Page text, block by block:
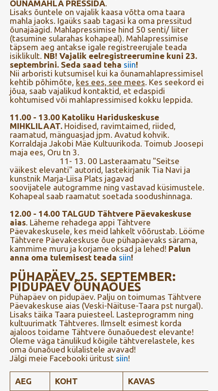
ÕUNAMAHLA PRESSIDA.
Lisaks õuntele on vajalik kaasa võtta oma taara
mahla jaoks. Igaüks saab tagasi ka oma pressitud
õunajäägid. Mahlapressimise hind 50 senti/ liiter
(tasumine sularahas kohapeal). Mahlapressimise
täpsem aeg antakse igale registreerujale teada
isiklikult. NB! Vajalik eelregistreerumine kuni 23.
septembrini. Seda saad teha siin!
Nii arboristi kutsumisel kui ka õunamahlapressimisel
kehtib põhimõte, kes ees, see mees. Kes seekord ei
jõua, saab vajalikud kontaktid, et edaspidi
kohtumised või mahlapressimised kokku leppida.
11.00 - 13.00 Katoliku Hariduskeskuse
MIHKLILAAT. Hoidised, ravimtaimed, riided,
raamatud, mänguasjad jpm. Avatud kohvik.
Korraldaja Jakobi Mäe Kultuurikoda. Toimub Joosepi
maja ees, Oru tn 3.
11- 13. 00 Lasteraamatu "Seitse
väikest elevanti" autorid, lastekirjanik Tia Navi ja
kunstnik Marja-Liisa Plats jagavad
soovijatele autogramme ning vastavad küsimustele.
Kohapeal saab raamatut soetada soodushinnaga.
12.00 - 14.00 TALGUD Tähtvere Päevakeskuse
aias. Läheme rehadega appi Tähtvere
Päevakeskusele, kes meid lahkelt võõrustab. Lööme
Tähtvere Päevakeskuse õue pühapäevaks särama,
kammime muru ja korjame oksad ja lehed! Palun
anna oma tulemisest teada siin!
PÜHAPÄEV, 25. SEPTEMBER:
PIDUPÄEV ÕUNAÕUES
Pühapäev on pidupäev. Palju on toimumas Tähtvere
Päevakeskuse aias (Veski-Näituse-Taara pst nurgal).
Lisaks täika Taara puiesteel. Lasteprogramm ning
kultuurimatk Tähtveres. Ilmselt esimest korda
ajaloos toidame Tähtvere õunaõuedest elevante!
Oleme väga tänulikud kõigile tähtverelastele, kes
oma õunaõued külalistele avavad!
Jälgi meie Facebooki üritust siin!
AEG KOHT KAVAS